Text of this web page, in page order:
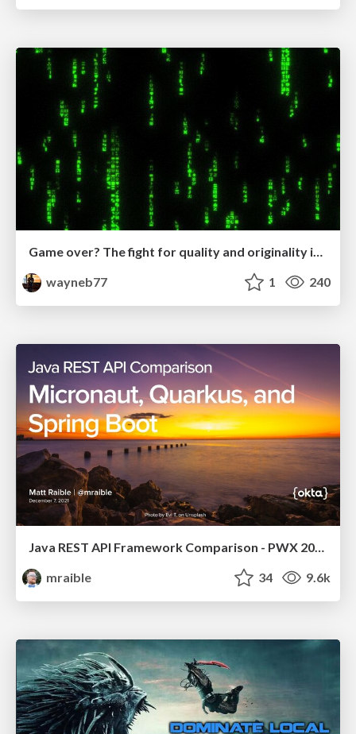
wayneb77
1 240
Java REST API Framework Comparison - PWX 2021
mraible
34 9.6k